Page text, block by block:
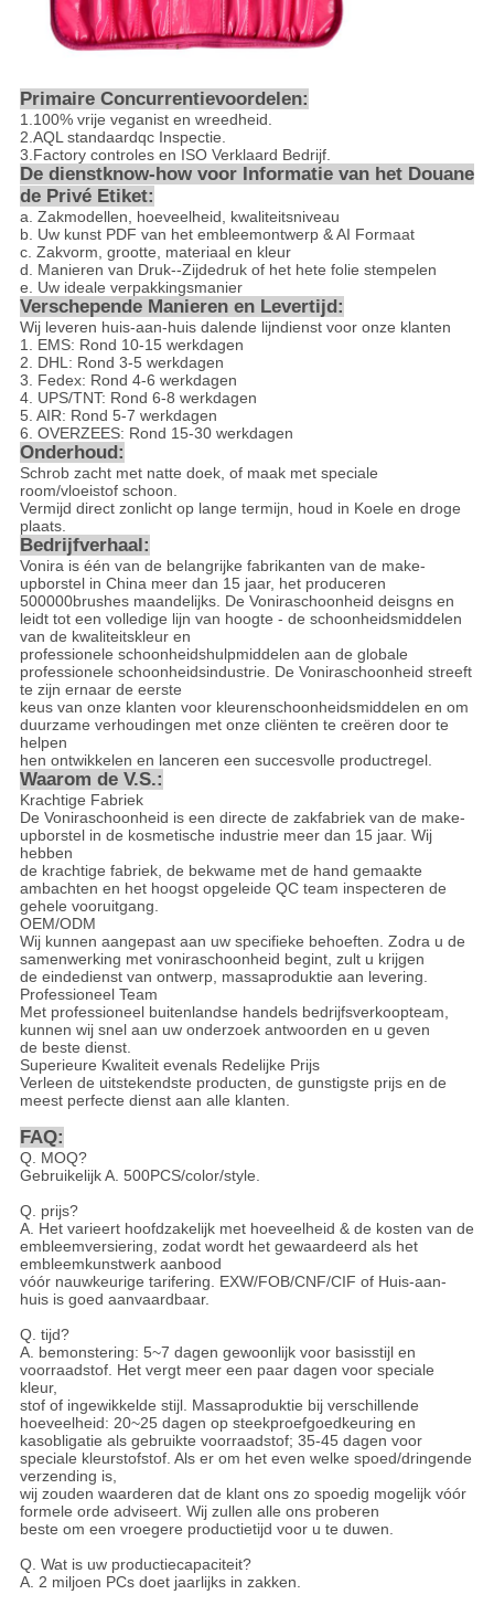
Primaire Concurrentievoordelen:
1.100% vrije veganist en wreedheid.
2.AQL standaardqc Inspectie.
3.Factory controles en ISO Verklaard Bedrijf.
De dienstknow-how voor Informatie van het Douane
de Privé Etiket:
a. Zakmodellen, hoeveelheid, kwaliteitsniveau
b. Uw kunst PDF van het embleemontwerp & AI Formaat
c. Zakvorm, grootte, materiaal en kleur
d. Manieren van Druk--Zijdedruk of het hete folie stempelen
e. Uw ideale verpakkingsmanier
Verschepende Manieren en Levertijd:
Wij leveren huis-aan-huis dalende lijndienst voor onze klanten
1. EMS: Rond 10-15 werkdagen
2. DHL: Rond 3-5 werkdagen
3. Fedex: Rond 4-6 werkdagen
4. UPS/TNT: Rond 6-8 werkdagen
5. AIR: Rond 5-7 werkdagen
6. OVERZEES: Rond 15-30 werkdagen
Onderhoud:
Schrob zacht met natte doek, of maak met speciale
room/vloeistof schoon.
Vermijd direct zonlicht op lange termijn, houd in Koele en droge
plaats.
Bedrijfverhaal:
Vonira is één van de belangrijke fabrikanten van de make-
upborstel in China meer dan 15 jaar, het produceren
500000brushes maandelijks. De Voniraschoonheid deisgns en
leidt tot een volledige lijn van hoogte - de schoonheidsmiddelen
van de kwaliteitskleur en
professionele schoonheidshulpmiddelen aan de globale
professionele schoonheidsindustrie. De Voniraschoonheid streeft
te zijn ernaar de eerste
keus van onze klanten voor kleurenschoonheidsmiddelen en om
duurzame verhoudingen met onze cliënten te creëren door te
helpen
hen ontwikkelen en lanceren een succesvolle productregel.
Waarom de V.S.:
Krachtige Fabriek
De Voniraschoonheid is een directe de zakfabriek van de make-
upborstel in de kosmetische industrie meer dan 15 jaar. Wij
hebben
de krachtige fabriek, de bekwame met de hand gemaakte
ambachten en het hoogst opgeleide QC team inspecteren de
gehele vooruitgang.
OEM/ODM
Wij kunnen aangepast aan uw specifieke behoeften. Zodra u de
samenwerking met voniraschoonheid begint, zult u krijgen
de eindedienst van ontwerp, massaproduktie aan levering.
Professioneel Team
Met professioneel buitenlandse handels bedrijfsverkoopteam,
kunnen wij snel aan uw onderzoek antwoorden en u geven
de beste dienst.
Superieure Kwaliteit evenals Redelijke Prijs
Verleen de uitstekendste producten, de gunstigste prijs en de
meest perfecte dienst aan alle klanten.
FAQ:
Q. MOQ?
Gebruikelijk A. 500PCS/color/style.
Q. prijs?
A. Het varieert hoofdzakelijk met hoeveelheid & de kosten van de
embleemversiering, zodat wordt het gewaardeerd als het
embleemkunstwerk aanbood
vóór nauwkeurige tarifering. EXW/FOB/CNF/CIF of Huis-aan-
huis is goed aanvaardbaar.
Q. tijd?
A. bemonstering: 5~7 dagen gewoonlijk voor basisstijl en
voorraadstof. Het vergt meer een paar dagen voor speciale
kleur,
stof of ingewikkelde stijl. Massaproduktie bij verschillende
hoeveelheid: 20~25 dagen op steekproefgoedkeuring en
kasobligatie als gebruikte voorraadstof; 35-45 dagen voor
speciale kleurstofstof. Als er om het even welke spoed/dringende
verzending is,
wij zouden waarderen dat de klant ons zo spoedig mogelijk vóór
formele orde adviseert. Wij zullen alle ons proberen
beste om een vroegere productietijd voor u te duwen.
Q. Wat is uw productiecapaciteit?
A. 2 miljoen PCs doet jaarlijks in zakken.